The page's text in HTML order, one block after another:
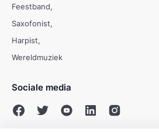
Feestband
Saxofonist
Harpist
Wereldmuziek
Sociale media